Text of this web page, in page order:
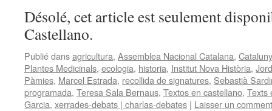
Désolé, cet article est seulement
Castellano.
Publié dansagricultura, Assemblea Nacional Catalana,
Plantes Medicinals, ecologia, historia, Institut Nova Història,
Pàmies, Marcel Estrada, recollida de signatures, Sebastià
programada, Teresa Sala Bernaus, Textos en castellano, Texts
Garcia, xerrades-debats | charlas-debates | Laisser un